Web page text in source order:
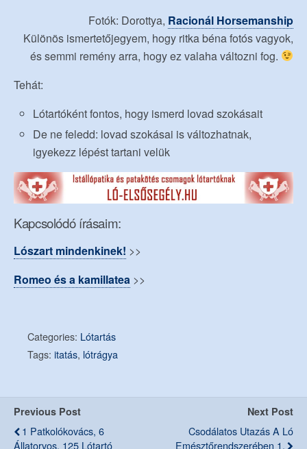
Fotók: Dorottya, Racionál Horsemanship
Különös ismertetőjegyem, hogy ritka béna fotós vagyok,
és semmi remény arra, hogy ez valaha változni fog.
Tehát:
Lótartóként fontos, hogy ismerd lovad szokásait
De ne feledd: lovad szokásai is változhatnak,
igyekezz lépést tartani velük
Kapcsolódó írásaim:
Lószart mindenkinek! >>
Romeo és a kamillatea >>
Categories: Lótartás
Tags: itatás, lótrágya
Previous Post
1 Patkolókovács, 6
Állatorvos, 125 Lótartó
Next Post
Csodálatos Utazás A Ló
Emésztőrendszerében 1.